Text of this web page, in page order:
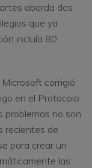
aborda dos
que ya
incluía 80
corrigió
en el Protocolo
problemas no son
recientes de
para crear un
las